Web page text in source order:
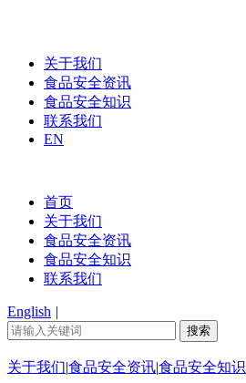
关于我们
食品安全资讯
食品安全知识
联系我们
EN
首页
关于我们
食品安全资讯
食品安全知识
联系我们
English |
关于我们|食品安全资讯|食品安全知识